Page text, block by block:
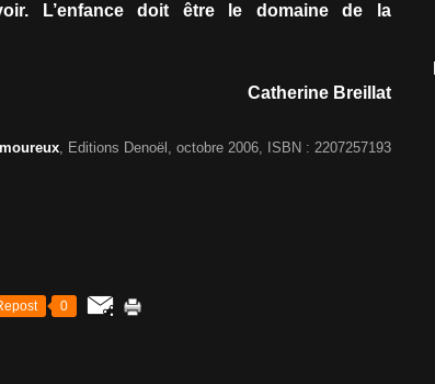
L’enfance doit être le domaine de la
Catherine Breillat
, Editions Denoël, octobre 2006, ISBN : 2207257193
0